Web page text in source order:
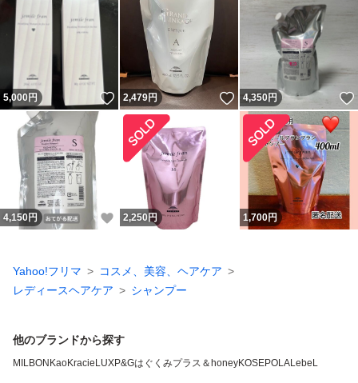
5,000円 いいね！
2,479円 いいね！
4,350円
4,150円 いいね！
2,250 円 1,700円
Yahoo!フリマ
コスメ、美容、ヘアケア
レディースヘアケア
シャンプー
他のブランドから探す
MILBON KaoKracie LUXP&Gはぐくみプラス ＆honeyKOSEPOLALebeL